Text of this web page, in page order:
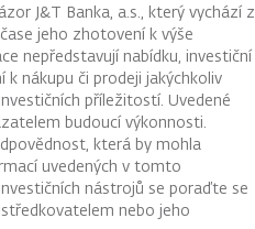
J&T Banka, a.s., který vychází z
jeho zhotovení k výše
nepředstavují nabídku, investiční
nákupu či prodeji jakýchkoliv
příležitostí. Uvedené
budoucí výkonnosti.
která by mohla
uvedených v tomto
nástrojů se poraďte se
nebo jeho